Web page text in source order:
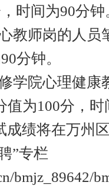
时间为90分钟
教师岗的人员
分钟。
学院心理健康
值为100分，
成绩将在万州
”专栏
bmjz_89642/